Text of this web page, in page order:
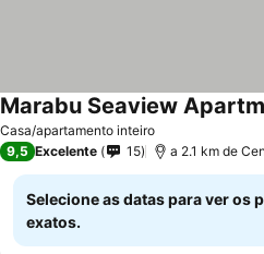
Casa/apartamento inteiro
Marabu Seaview
9,5 Excelente 15 a 2.1 km de
Selecione as datas para ver os
exatos.